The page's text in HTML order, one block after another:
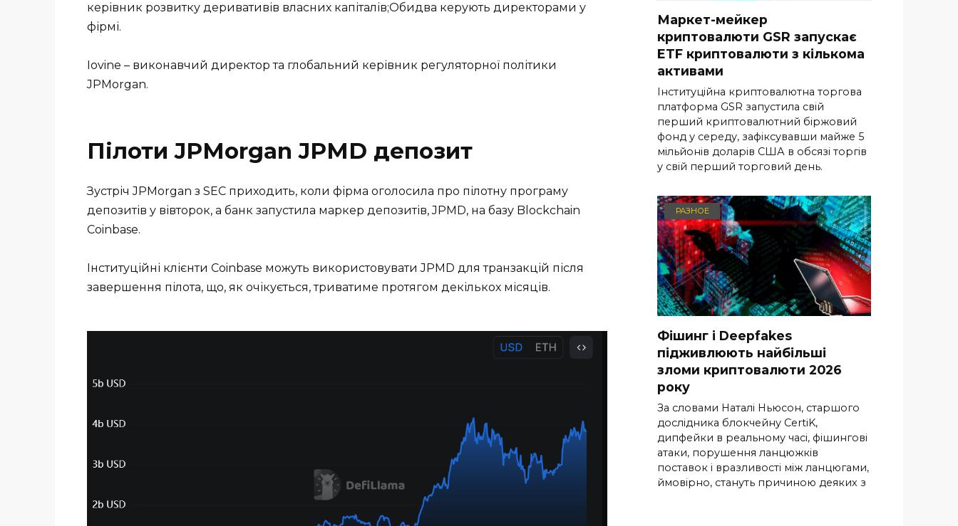
керівник розвитку деривативів власних капіталів;Обидва керують директорами у
фірмі.
Iovine – виконавчий директор та глобальний керівник регуляторної політики
JPMorgan.
Пілоти JPMorgan JPMD депозит
Зустріч JPMorgan з SEC приходить, коли фірма оголосила про пілотну програму
депозитів у вівторок, а банк запустила маркер депозитів, JPMD, на базу Blockchain
Coinbase.
Інституційні клієнти Coinbase можуть використовувати JPMD для транзакцій після
завершення пілота, що, як очікується, триватиме протягом декількох місяців.
Маркет-мейкер
криптовалюти GSR запускає
ETF криптовалюти з кількома
активами
Інституційна криптовалютна торгова
платформа GSR запустила свій
перший криптовалютний біржовий
фонд у середу, зафіксувавши майже 5
мільйонів доларів США в обсязі торгів
у свій перший торговий день.
РАЗНОЕ
Фішинг і Deepfakes
підживлюють найбільші
зломи криптовалюти 2026
року
За словами Наталі Ньюсон, старшого
дослідника блокчейну CertiK,
дипфейки в реальному часі, фішингові
атаки, порушення ланцюжків
поставок і вразливості між ланцюгами,
ймовірно, стануть причиною деяких з